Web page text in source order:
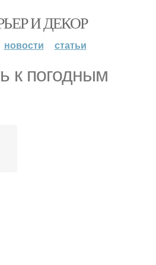
И ДЕКОР
новости статьи
к погодным